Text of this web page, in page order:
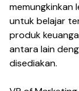
memungkinkan
untuk belajar
produk
antara lain
disediakan.